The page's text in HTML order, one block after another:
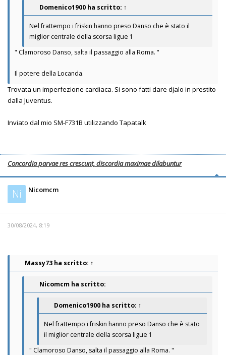
Domenico1900 ha scritto: ↑
Nel frattempo i friskin hanno preso Danso che è stato il
miglior centrale della scorsa ligue 1
" Clamoroso Danso, salta il passaggio alla Roma. "
Il potere della Locanda.
Trovata un imperfezione cardiaca. Si sono fatti dare djalo in prestito
dalla Juventus.
Inviato dal mio SM-F731B utilizzando Tapatalk
Concordia parvae res crescunt, discordia maximae dilabuntur
Ni Nicomcm
30/08/2024, 8:19
Massy73 ha scritto: ↑
Nicomcm ha scritto:
Domenico1900 ha scritto: ↑
Nel frattempo i friskin hanno preso Danso che è stato
il miglior centrale della scorsa ligue 1
" Clamoroso Danso, salta il passaggio alla Roma. "